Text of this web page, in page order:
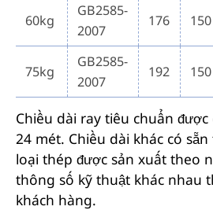
60kg
GB2585-
2007
176 150
75kg
GB2585-
2007
192 150
Chiều dài ray tiêu chuẩn
24 mét. Chiều dài khác có
loại thép được sản xuất theo
thông số kỹ thuật khác nhau
khách hàng.